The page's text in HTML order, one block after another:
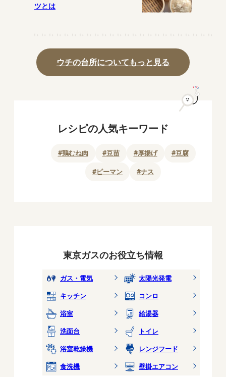
ツとは
ウチの台所についてもっと見る
レシピの人気キーワード
#鶏むね肉 #豆苗 #厚揚げ #豆腐
#ピーマン #ナス
東京ガスのお役立ち情報
ガス・電気
太陽光発電
キッチン
コンロ
浴室
給湯器
洗面台
トイレ
浴室乾燥機
レンジフード
食洗機
壁掛エアコン